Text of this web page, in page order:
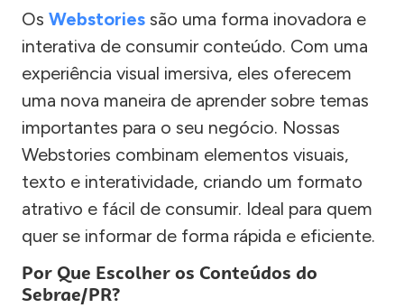
Os Webstories são uma forma inovadora e
interativa de consumir conteúdo. Com uma
experiência visual imersiva, eles oferecem
uma nova maneira de aprender sobre temas
importantes para o seu negócio. Nossas
Webstories combinam elementos visuais,
texto e interatividade, criando um formato
atrativo e fácil de consumir. Ideal para quem
quer se informar de forma rápida e eficiente.
Por Que Escolher os Conteúdos do
Sebrae/PR?